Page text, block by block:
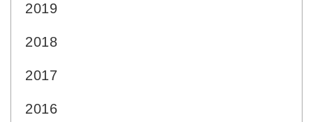
2019
2018
2017
2016